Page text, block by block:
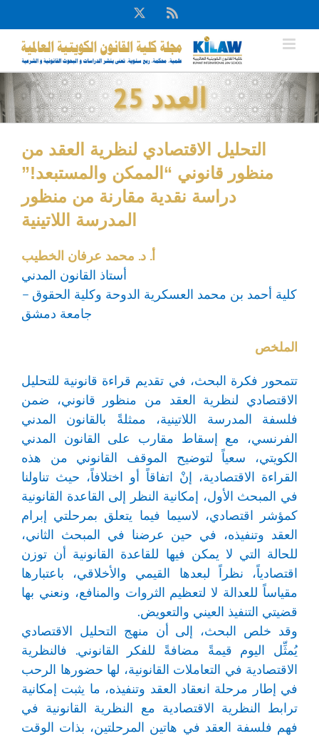
to
content
Rss
X
العدد 25
التحليل الاقتصادي لنظرية العقد من
منظور قانوني “الممكن والمستبعد!”
دراسة نقدية مقارنة من منظور
المدرسة اللاتينية
أ. د. محمد عرفان الخطيب
أستاذ القانون المدني
كلية أحمد بن محمد العسكرية الدوحة وكلية الحقوق –
جامعة دمشق
الملخص
تتمحور فكرة البحث، في تقديم قراءة قانونية للتحليل
الاقتصادي لنظرية العقد من منظور قانوني، ضمن
فلسفة المدرسة اللاتينية، ممثلةً بالقانون المدني
الفرنسي، مع إسقاط مقارب على القانون المدني
الكويتي، سعياً لتوضيح الموقف القانوني من هذه
القراءة الاقتصادية، إنْ اتفاقاً أو اختلافاً، حيث تناولنا
في المبحث الأول، إمكانية النظر إلى القاعدة القانونية
كمؤشر اقتصادي، لاسيما فيما يتعلق بمرحلتي إبرام
العقد وتنفيذه، في حين عرضنا في المبحث الثاني،
للحالة التي لا يمكن فيها للقاعدة القانونية أن توزن
اقتصادياً، نظراً لبعدها القيمي والأخلاقي، باعتبارها
مقياساً للعدالة لا لتعظيم الثروات والمنافع، ونعني بها
قضيتي التنفيذ العيني والتعويض.
وقد خلص البحث، إلى أن منهج التحليل الاقتصادي
يُمثِّل اليوم قيمةً مضافةً للفكر القانوني. فالنظرية
الاقتصادية في التعاملات القانونية، لها حضورها الرحب
في إطار مرحلة انعقاد العقد وتنفيذه، ما يثبت إمكانية
ترابط النظرية الاقتصادية مع النظرية القانونية في
فهم فلسفة العقد في هاتين المرحلتين، بذات الوقت